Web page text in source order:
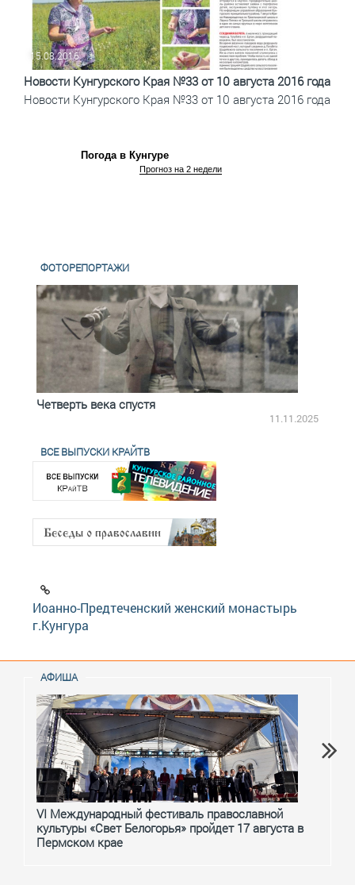
15.08.2016
Новости Кунгурского Края №33 от 10 августа 2016 года
Новости Кунгурского Края №33 от 10 августа 2016 года
Погода в Кунгуре
Прогноз на 2 недели
ФОТОРЕПОРТАЖИ
Четверть века спустя
11.11.2025
ВСЕ ВЫПУСКИ КРАЙТВ
Иоанно-Предтеченский женский монастырь
г.Кунгура
АФИША
VI Международный фестиваль православной
культуры «Свет Белогорья» пройдет 17 августа в
Пермском крае